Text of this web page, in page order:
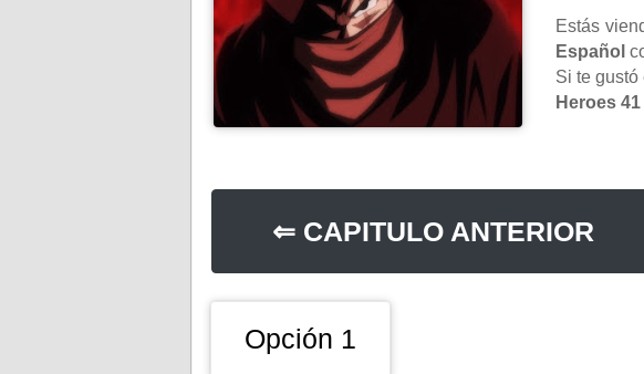
Estás
Español
Si te
Heroes
⇐ CAPITULO ANTERIOR
Opción 1